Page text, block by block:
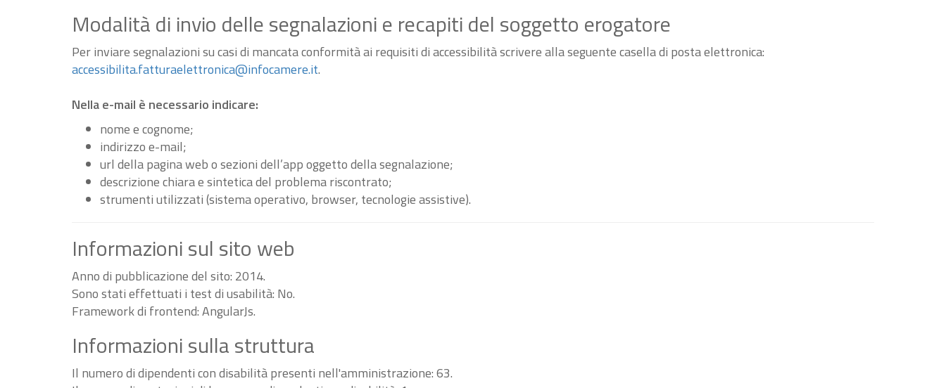
Modalità di invio delle segnalazioni e recapiti del soggetto erogatore
Per inviare segnalazioni su casi di mancata conformità ai requisiti di accessibilità scrivere alla seguente casella di posta elettronica:
accessibilita.fatturaelettronica@infocamere.it.
Nella e-mail è necessario indicare:
nome e cognome;
indirizzo e-mail;
url della pagina web o sezioni dell’app oggetto della segnalazione;
descrizione chiara e sintetica del problema riscontrato;
strumenti utilizzati (sistema operativo, browser, tecnologie assistive).
Informazioni sul sito web
Anno di pubblicazione del sito: 2014.
Sono stati effettuati i test di usabilità: No.
Framework di frontend: AngularJs.
Informazioni sulla struttura
Il numero di dipendenti con disabilità presenti nell'amministrazione: 63.